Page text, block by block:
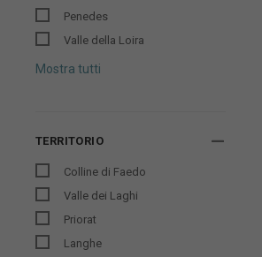
Penedes
Valle della Loira
Mostra tutti
TERRITORIO
Colline di Faedo
Valle dei Laghi
Priorat
Langhe